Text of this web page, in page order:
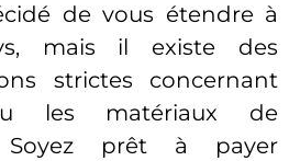
de vous étendre à
mais il existe des
strictes concernant
les matériaux de
Soyez prêt à payer